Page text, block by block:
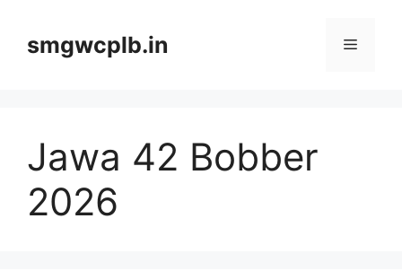
contentsmgwcplb.in Menu
Jawa 42 Bobber
2026